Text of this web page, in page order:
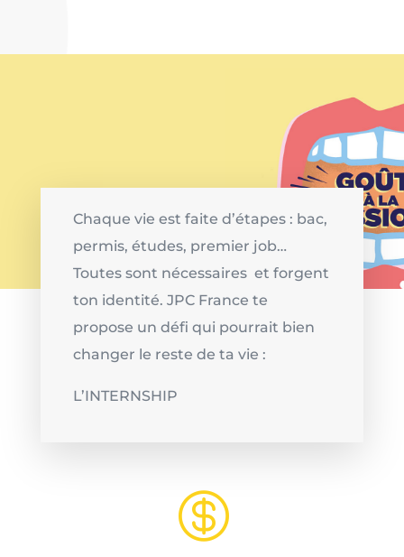
Chaque vie est faite d’étapes : bac,
permis, études, premier job…
Toutes sont nécessaires et forgent
ton identité. JPC France te
propose un défi qui pourrait bien
changer le reste de ta vie :
L’INTERNSHIP
